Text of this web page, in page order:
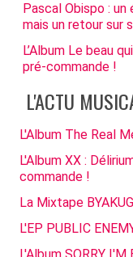
Pascal Obispo :
mais un retour sur
L’Album Le beau
pré-commande !
L'ACTU
L'Album The Real
L'Album XX :
commande !
La Mixtape
L'EP PUBLIC